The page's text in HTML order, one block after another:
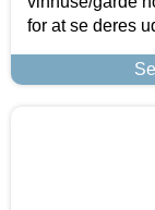
for at se deres